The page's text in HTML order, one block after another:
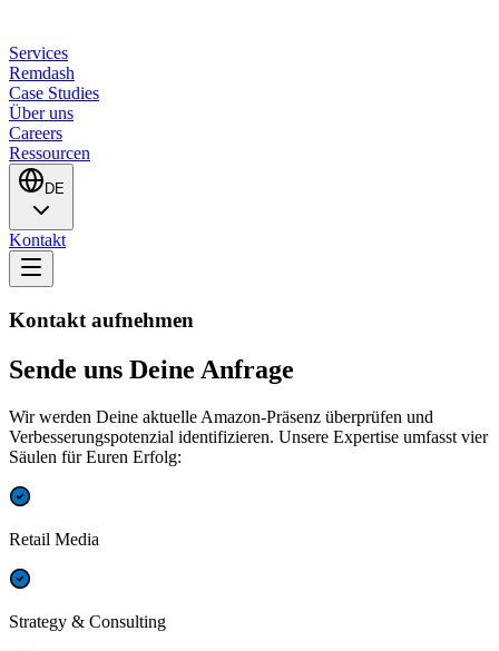
Services
Remdash
Case Studies
Über uns
Careers
Ressourcen
DE
Kontakt
Kontakt aufnehmen
Sende uns Deine Anfrage
Wir werden Deine aktuelle Amazon-Präsenz überprüfen und
Verbesserungspotenzial identifizieren. Unsere Expertise umfasst vier
Säulen für Euren Erfolg:
Retail Media
Strategy & Consulting